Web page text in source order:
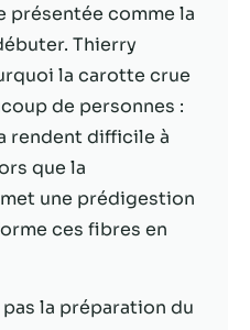
présentée comme la
Thierry
la carotte crue
de personnes :
rendent difficile à
que la
une prédigestion
ces fibres en
la préparation du
Nécessaire
Ces cookies ne
sont pas
facultatifs. Ils
sont
fonctionnement
du site Web.
Afin que nous
puissions